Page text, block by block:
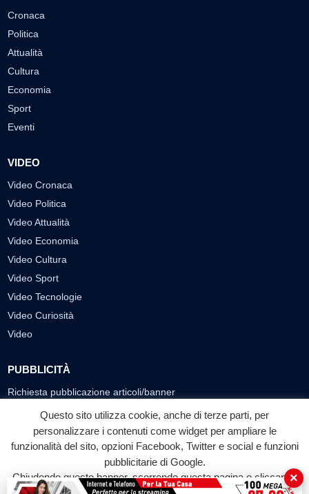
Cronaca
Politica
Attualità
Cultura
Economia
Sport
Eventi
VIDEO
Video Cronaca
Video Politica
Video Attualità
Video Economia
Video Cultura
Video Sport
Video Tecnologie
Video Curiosità
Video
PUBBLICITÀ
Richiesta pubblicazione articoli/banner
SEGUICI SUI SOCIAL
f
Facebook
◎ ▶
YouTube
Questo sito utilizza cookie, anche di terze parti, per
personalizzare i contenuti come widget per ampliare le
funzionalità del sito, opzioni Facebook, Twitter e social e funzioni
pubblicitarie di Google.
Chiudendo questo banner, scorrendo questa pagina o cliccando
×